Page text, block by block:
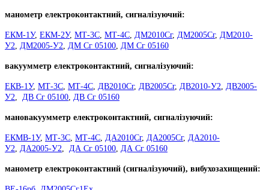
манометр електроконтактний, сигналізуючий:
ЕКМ-1У, ЕКМ-2У, МТ-3С МТ-4С ДМ2010Сг, ДМ2005Сг, ДМ2010-
У2
ДМ2005-У2 ДМ Сг 05100 ДМ Сг 05160
вакуумметр електроконтактний, сигналізуючий:
ЕКВ-1У, МТ-3С МТ-4С ДВ2010Сг, ДВ2005Сг, ДВ2010-У2
ДВ2005-
У2
ДВ Сг 05100 ДВ Сг 05160
мановакуумметр електроконтактний, сигналізуючий:
ЕКМВ-1У, МТ-3С МТ-4С ДА2010Сг, ДА2005Сг, ДА2010-
У2
ДА2005-У2 ДА Сг 05100 ДА Сг 05160
манометр електроконтактний (сигналізуючий), вибухозахищений: